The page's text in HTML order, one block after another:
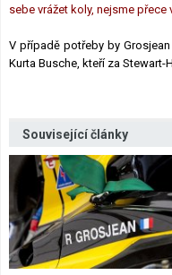
sebe vrážet koly, nejsme přece
V případě potřeby by
Kurta Busche, kteří za Stewart-
Související články